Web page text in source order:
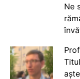
Ne